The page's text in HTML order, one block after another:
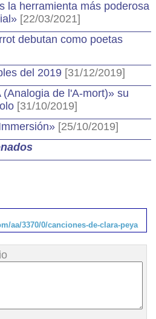
la herramienta más poderosa
[22/03/2021]
debutan como poetas
del 2019 [31/12/2019]
de l'A-mort)» su
[31/10/2019]
[25/10/2019]
aa/3370/0/canciones-de-clara-peya